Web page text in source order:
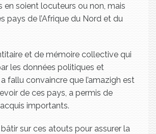
en soient locuteurs ou non, mais
pays de l’Afrique du Nord et du
et de mémoire collective qui
les données politiques et
fallu convaincre que l’amazigh est
de ces pays, a permis de
importants.
sur ces atouts pour assurer la